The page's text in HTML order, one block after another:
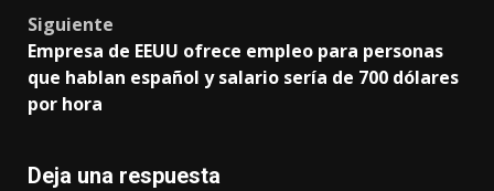
Siguiente
Empresa de EEUU ofrece empleo para personas
que hablan español y salario sería de 700 dólares
por hora
Deja una respuesta